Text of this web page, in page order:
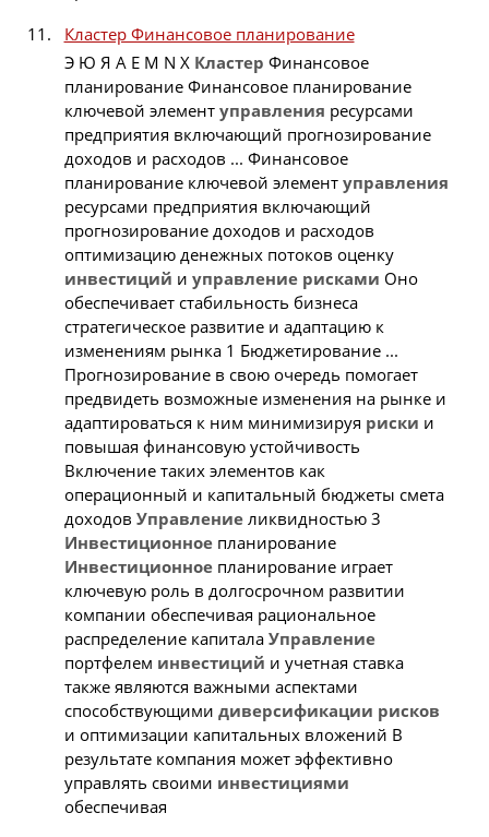
Кластер Финансовое планирование
Э Ю Я A E M N X Кластер Финансовое
планирование Финансовое планирование
ключевой элемент управления ресурсами
предприятия включающий прогнозирование
доходов и расходов ... Финансовое
планирование ключевой элемент управления
ресурсами предприятия включающий
прогнозирование доходов и расходов
оптимизацию денежных потоков оценку
инвестиций и управление рисками Оно
обеспечивает стабильность бизнеса
стратегическое развитие и адаптацию к
изменениям рынка 1 Бюджетирование ...
Прогнозирование в свою очередь помогает
предвидеть возможные изменения на рынке и
адаптироваться к ним минимизируя риски и
повышая финансовую устойчивость
Включение таких элементов как
операционный и капитальный бюджеты смета
доходов Управлениеликвидностью 3
Инвестиционноепланирование
Инвестиционноепланирование играет
ключевую роль в долгосрочном развитии
компании обеспечивая рациональное
распределение капитала Управление
портфелем инвестиций и учетная ставка
также являются важными аспектами
способствующими диверсификации рисков
и оптимизации капитальных вложений В
результате компания может эффективно
управлять своими инвестициями
обеспечивая